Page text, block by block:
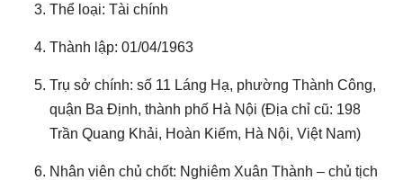
Thể loại: Tài chính
Thành lập: 01/04/1963
Trụ sở chính: số 11 Láng Hạ, phường Thành Công,
quận Ba Định, thành phố Hà Nội (Địa chỉ cũ: 198
Trần Quang Khải, Hoàn Kiếm, Hà Nội, Việt Nam)
Nhân viên chủ chốt: Nghiêm Xuân Thành – chủ tịch